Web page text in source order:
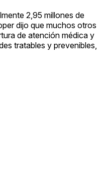
2,95 millones de
dijo que muchos otros
de atención médica y
tratables y prevenibles,